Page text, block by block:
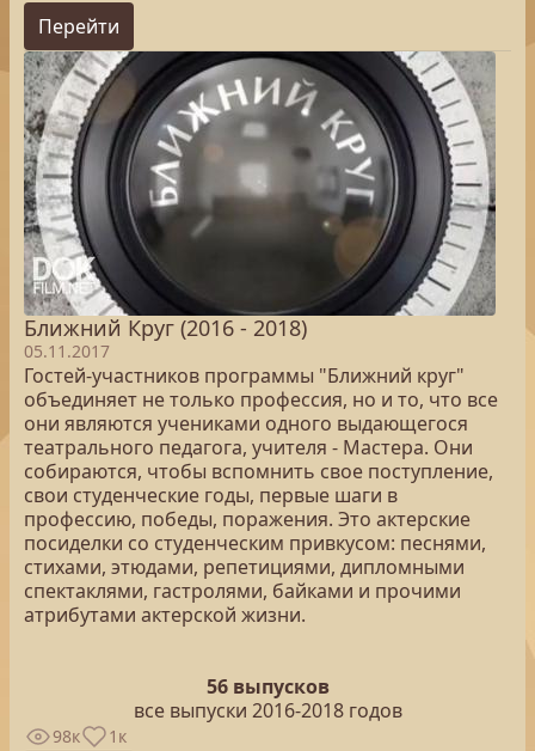
Перейти
Ближний Круг (2016 - 2018)
05.11.2017
Гостей-участников программы "Ближний круг"
объединяет не только профессия, но и то, что все
они являются учениками одного выдающегося
театрального педагога, учителя - Мастера. Они
собираются, чтобы вспомнить свое поступление,
свои студенческие годы, первые шаги в
профессию, победы, поражения. Это актерские
посиделки со студенческим привкусом: песнями,
стихами, этюдами, репетициями, дипломными
спектаклями, гастролями, байками и прочими
атрибутами актерской жизни.
56 выпусков
все выпуски 2016-2018 годов
98к 1к